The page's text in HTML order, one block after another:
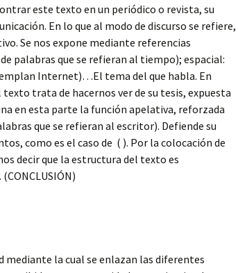
este texto en un periódico o revista, su
En lo que al modo de discurso se refiere,
Se nos expone mediante referencias
palabras que se refieran al tiempo); espacial:
Internet)…El tema del que habla. En
trata de hacernos ver de su tesis, expuesta
en esta parte la función apelativa, reforzada
que se refieran al escritor). Defiende su
como es el caso de ( ). Por la colocación de
decir que la estructura del texto es
mediante la cual se enlazan las diferentes